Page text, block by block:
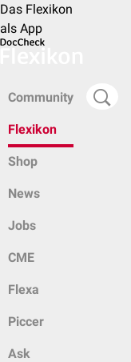
Das Flexikon
als App
Community
Flexikon
Shop
News
Jobs
CME
Flexa
Piccer
Ask